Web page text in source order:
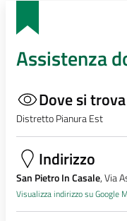
Assistenza
Dove si trova
Distretto Pianura Est
Indirizzo
San Pietro In Casale, Via
Visualizza indirizzo su Google